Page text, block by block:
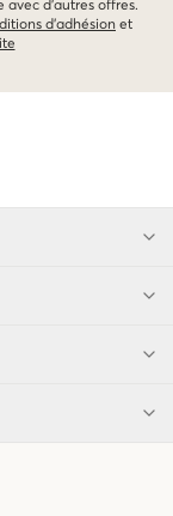
avec d'autres offres.
d'adhésion et